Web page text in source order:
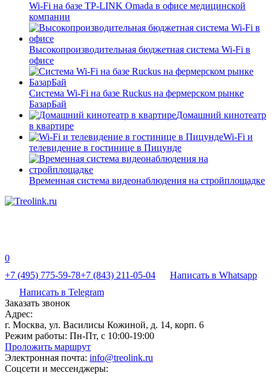
Wi-Fi на базе TP-LINK Omada в офисе медицинской
компании
Высокопроизводительная бюджетная система Wi-Fi в
офисе
Система Wi-Fi на базе Ruckus на фермерском рынке
БазарБай
Домашний кинотеатр
в квартире
Wi-Fi и
телевидение в гостинице в Пицунде
Временная система видеонаблюдения на стройплощадке
0
+7 (495) 775-59-78+7 (843) 211-05-04
Написать в Whatsapp
Написать в Telegram
Заказать звонок
Адрес:
г. Москва, ул. Василисы Кожиной, д. 14, корп. 6
Режим работы: Пн-Пт, с 10:00-19:00
Проложить маршрут
Электронная почта: info@treolink.ru
Соцсети и мессенджеры: